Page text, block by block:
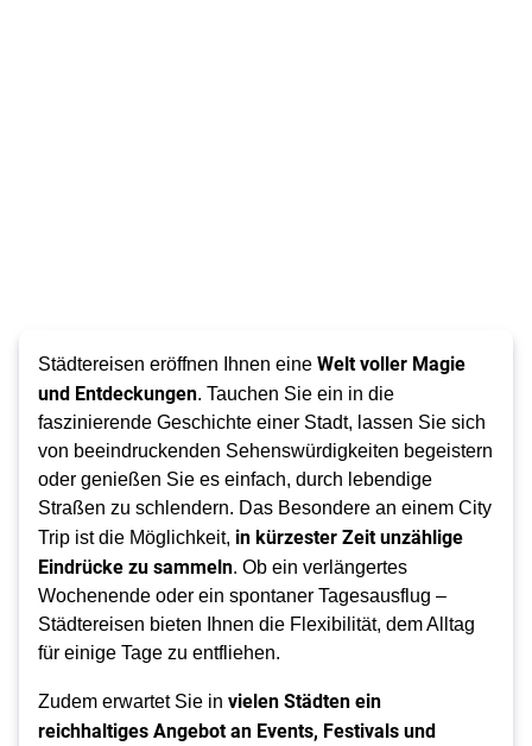
Städtereisen eröffnen Ihnen eine Welt voller Magie
und Entdeckungen. Tauchen Sie ein in die
faszinierende Geschichte einer Stadt, lassen Sie sich
von beeindruckenden Sehenswürdigkeiten begeistern
oder genießen Sie es einfach, durch lebendige
Straßen zu schlendern. Das Besondere an einem City
Trip ist die Möglichkeit, in kürzester Zeit unzählige
Eindrücke zu sammeln. Ob ein verlängertes
Wochenende oder ein spontaner Tagesausflug –
Städtereisen bieten Ihnen die Flexibilität, dem Alltag
für einige Tage zu entfliehen.
Zudem erwartet Sie in vielen Städten ein
reichhaltiges Angebot an Events, Festivals und